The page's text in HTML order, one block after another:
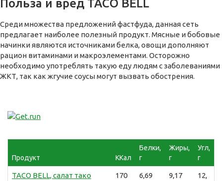
Польза и вред TACO BELL
Среди множества предложений фастфуда, данная сеть
предлагает наиболее полезный продукт. Мясные и бобовые
начинки являются источниками белка, овощи дополняют
рацион витаминами и макроэлементами. Осторожно
необходимо употреблять такую еду людям с заболеваниями
ЖКТ, так как жгучие соусы могут вызвать обострения.
Продукт ККал
Белки,
г
Жиры,
г
Угл,
г
TACO BELL, салат тако 170 6,69 9,17
12,